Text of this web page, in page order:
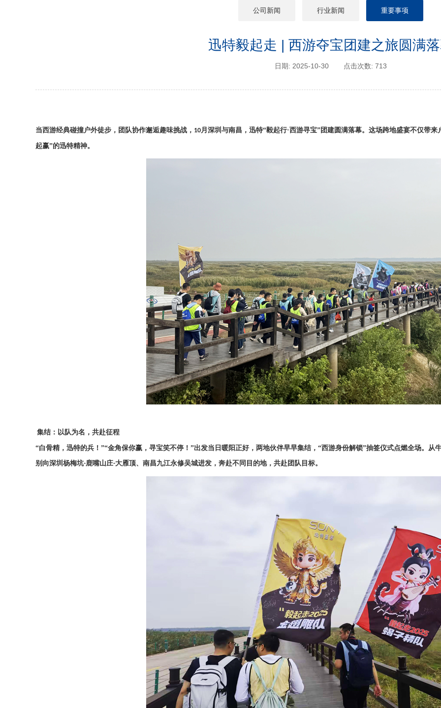
公司新闻 行业新闻 重要事项
迅特毅起走 | 西游夺宝团建之旅圆满
日期: 2025-10-30 点击次数: 713
当西游经典碰撞户外徒步，团队协作邂逅趣味挑战， 10月深圳与南昌，迅特“毅起行·西游寻宝”团建圆满落幕。这场跨地盛宴不仅带
起赢”的迅特精神。
集结：以队为名，共赴征程
“白骨精，迅特的兵！”“金角保你赢，寻宝笑不停！”出发当日暖阳正好，两地伙伴早早集结，“西游身份解锁”抽签仪式点燃全场。从
别向深圳杨梅坑-鹿嘴山庄-大雁顶、南昌九江永修吴城进发，奔赴不同目的地，共赴团队目标。